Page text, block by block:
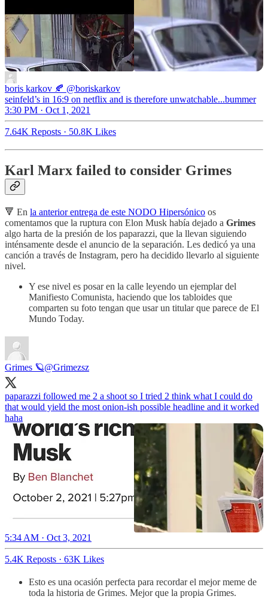
boris karkov 🍂 @boriskarkov
seinfeld’s in 16:9 on netflix and is therefore unwatchable...bummer
3:30 PM · Oct 1, 2021
7.64K Reposts · 50.8K Likes
Karl Marx failed to consider Grimes
🔻 En la anterior entrega de este NODO Hipersónico os
comentamos que la ruptura con Elon Musk había dejado a Grimes
algo harta de la presión de los paparazzi, que la llevan siguiendo
inténsamente desde el anuncio de la separación. Les dedicó ya una
canción a través de Instagram, pero ha decidido llevarlo al siguiente
nivel.
Y ese nivel es posar en la calle leyendo un ejemplar del
Manifiesto Comunista, haciendo que los tabloides que
comparten su foto tengan que usar un titular que parece de El
Mundo Today.
Grimes 🪐@Grimezsz
paparazzi followed me 2 a shoot so I tried 2 think what I could do
that would yield the most onion-ish possible headline and it worked
haha
5:34 AM · Oct 3, 2021
5.4K Reposts · 63K Likes
Esto es una ocasión perfecta para recordar el mejor meme de
toda la historia de Grimes. Mejor que la propia Grimes.